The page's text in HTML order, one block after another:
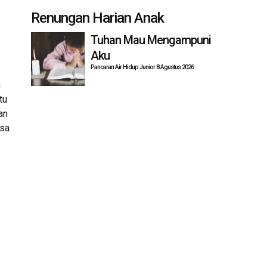
Renungan Harian Anak
Tuhan Mau Mengampuni
Aku
Pancaran Air Hidup Junior 8 Agustus 2026